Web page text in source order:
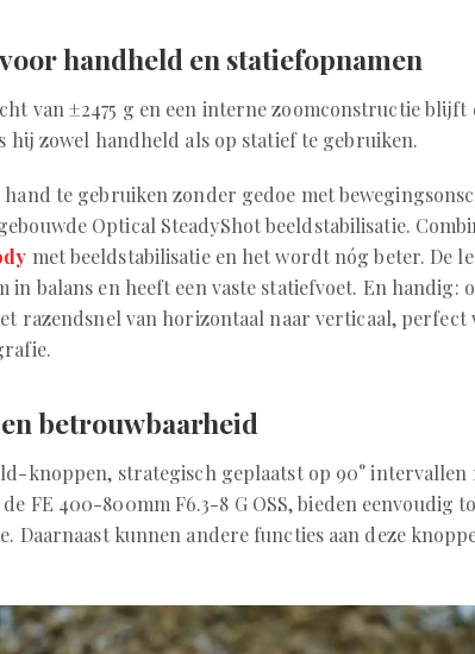
handheld en statiefopnamen
van ±2475 g en een interne zoomconstructie blijft
hij zowel handheld als op statief te gebruiken.
te gebruiken zonder gedoe met
Optical SteadyShot beeldstabilisatie.
met beeldstabilisatie en het wordt nóg beter. De
in balans en heeft een vaste statiefvoet. En handig:
razendsnel van horizontaal naar verticaal,
betrouwbaarheid
knoppen, strategisch geplaatst op 90° intervallen
FE 400-800mm F6.3-8 G OSS, bieden eenvoudig
Daarnaast kunnen andere functies aan deze